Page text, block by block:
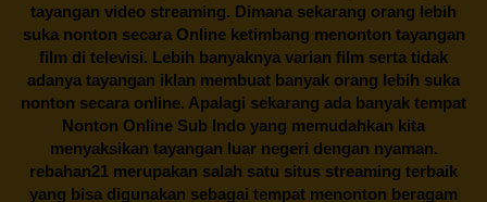
tayangan video streaming. Dimana sekarang orang lebih
suka nonton secara Online ketimbang menonton tayangan
film di televisi. Lebih banyaknya varian film serta tidak
adanya tayangan iklan membuat banyak orang lebih suka
nonton secara online. Apalagi sekarang ada banyak tempat
Nonton Online Sub Indo yang memudahkan kita
menyaksikan tayangan luar negeri dengan nyaman.
rebahan21 merupakan salah satu situs streaming terbaik
yang bisa digunakan sebagai tempat menonton beragam